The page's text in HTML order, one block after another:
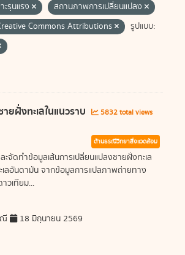
ะรุนแรง
สถานภาพการเปลี่ยนแปลง
Commons Attributions
รูปแบบ:
ยฝั่งทะเลในแนวราบ
5832 total views
ด้านธรณีวิทยาสิ่งแวดล้อม
จัดทำข้อมูลเส้นการเปลี่ยนแปลงชายฝั่งทะเล
เลอันดามัน จากข้อมูลการแปลภาพถ่ายทาง
วเทียม...
18 มิถุนายน 2569